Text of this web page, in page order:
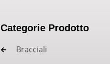
Categorie Prodotto
Bracciali